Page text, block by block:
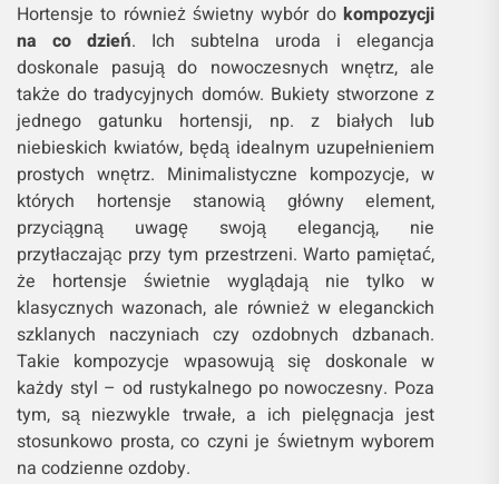
Hortensje to również świetny wybór dokompozycji
na co dzień. Ich subtelna uroda i elegancja
doskonale pasują do nowoczesnych wnętrz, ale
także do tradycyjnych domów. Bukiety stworzone z
jednego gatunku hortensji, np. z białych lub
niebieskich kwiatów, będą idealnym uzupełnieniem
prostych wnętrz. Minimalistyczne kompozycje, w
których hortensje stanowią główny element,
przyciągną uwagę swoją elegancją, nie
przytłaczając przy tym przestrzeni. Warto pamiętać,
że hortensje świetnie wyglądają nie tylko w
klasycznych wazonach, ale również w eleganckich
szklanych naczyniach czy ozdobnych dzbanach.
Takie kompozycje wpasowują się doskonale w
każdy styl – od rustykalnego po nowoczesny. Poza
tym, są niezwykle trwałe, a ich pielęgnacja jest
stosunkowo prosta, co czyni je świetnym wyborem
na codzienne ozdoby.